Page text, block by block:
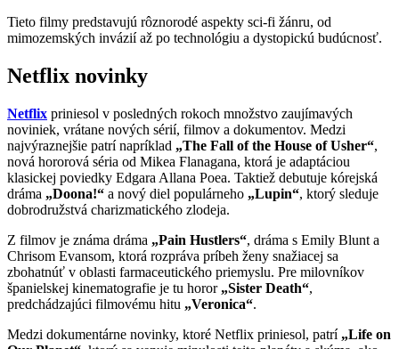
Tieto filmy predstavujú rôznorodé aspekty sci-fi žánru, od
mimozemských invázií až po technológiu a dystopickú budúcnosť.
Netflix novinky
Netflix priniesol v posledných rokoch množstvo zaujímavých
noviniek, vrátane nových sérií, filmov a dokumentov. Medzi
najvýraznejšie patrí napríklad „The Fall of the House of Usher“,
nová hororová séria od Mikea Flanagana, ktorá je adaptáciou
klasickej poviedky Edgara Allana Poea. Taktiež debutuje kórejská
dráma „Doona!“ a nový diel populárneho „Lupin“, ktorý sleduje
dobrodružstvá charizmatického zlodeja.
Z filmov je známa dráma „Pain Hustlers“, dráma s Emily Blunt a
Chrisom Evansom, ktorá rozpráva príbeh ženy snažiacej sa
zbohatnúť v oblasti farmaceutického priemyslu. Pre milovníkov
španielskej kinematografie je tu horor „Sister Death“,
predchádzajúci filmovému hitu „Veronica“.
Medzi dokumentárne novinky, ktoré Netflix priniesol, patrí „Life on